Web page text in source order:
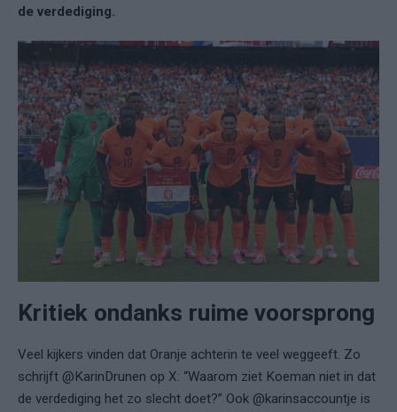
de verdediging.
Kritiek ondanks ruime voorsprong
Veel kijkers vinden dat Oranje achterin te veel weggeeft. Zo
schrijft @KarinDrunen op X: “Waarom ziet Koeman niet in dat
de verdediging het zo slecht doet?” Ook @karinsaccountje is